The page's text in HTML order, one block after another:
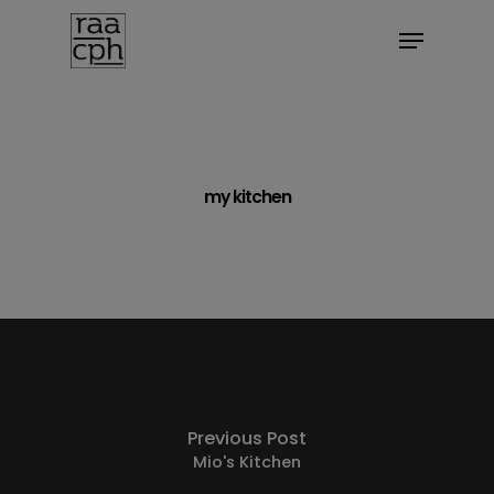
BOOK MØDE
my kitchen
Previous Post
Mio's Kitchen